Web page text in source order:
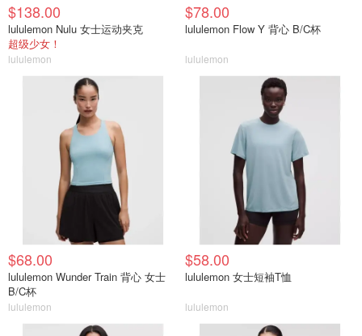
$138.00
lululemon Nulu 女士运动夹克
超级少女！
lululemon
$78.00
lululemon Flow Y 背心 B/C杯
lululemon
$68.00
lululemon Wunder Train 背心 女士
B/C杯
lululemon
$58.00
lululemon 女士短袖T恤
lululemon